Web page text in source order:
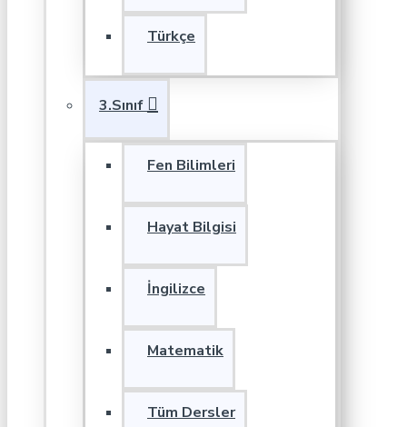
Türkçe
3.Sınıf
Fen Bilimleri
Hayat Bilgisi
İngilizce
Matematik
Tüm Dersler